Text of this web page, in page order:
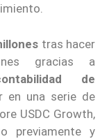
tras hacer
gracias a
de
en una serie de
USDC Growth,
previamente y